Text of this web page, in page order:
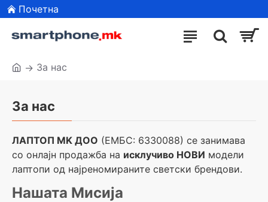
Почетна
За нас
За нас
ЛАПТОП MK ДОО (ЕМБС: 6330088) се занимава
со онлајн продажба на исклучиво НОВИ модели
лаптопи од најреномираните светски брендови.
Нашата Мисија